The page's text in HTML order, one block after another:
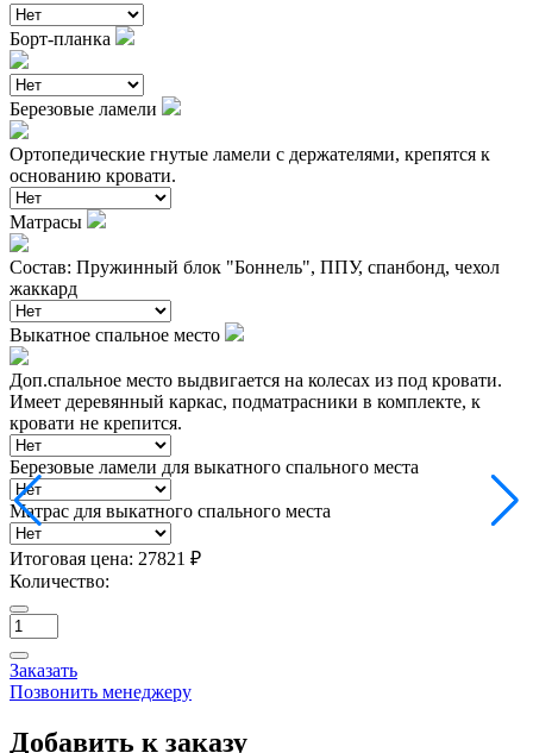
Борт-планка
Березовые ламели
Ортопедические гнутые ламели с держателями, крепятся к
основанию кровати.
Матрасы
Состав: Пружинный блок "Боннель", ППУ, спанбонд, чехол
жаккард
Выкатное спальное место
Доп.спальное место выдвигается на колесах из под кровати.
Имеет деревянный каркас, подматрасники в комплекте, к
кровати не крепится.
Березовые ламели для выкатного спального места
Матрас для выкатного спального места
Итоговая цена: 27821 ₽
Количество:
Заказать
Позвонить менеджеру
Добавить к заказу